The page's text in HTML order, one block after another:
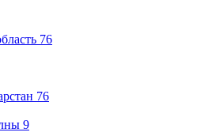
76
76
9